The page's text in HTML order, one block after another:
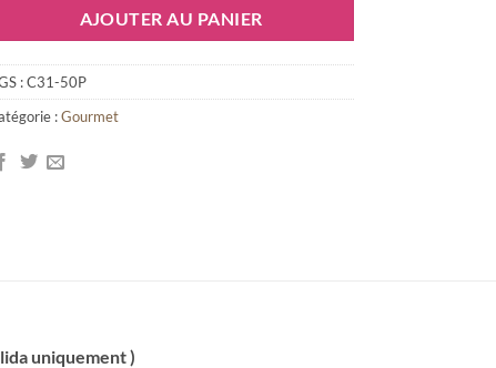
AJOUTER AU PANIER
:C31-50P
:Gourmet
uniquement )